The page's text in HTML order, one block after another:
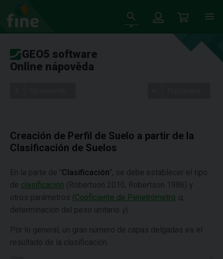
GEO5 software
Online nápověda
Creación de Perfil de Suelo a partir de la
Clasificación de Suelos
En la parte de "Clasificación", se debe establecer el tipo
de clasificación (Robertson 2010, Robertson 1986) y
otros parámetros (Coeficiente de Penetrómetro α,
determinación del peso unitario γ).
Por lo general, un gran número de capas delgadas es el
resultado de la clasificación.